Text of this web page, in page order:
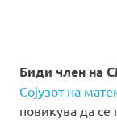
Биди член на
Сојузот на
повикува да се